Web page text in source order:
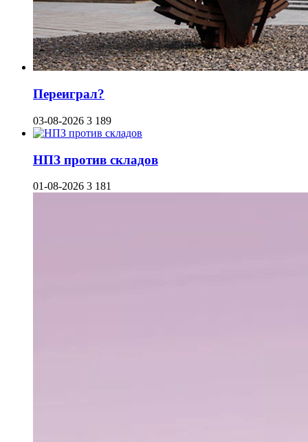
Переиграл?
03-08-2026 3 189
НПЗ против складов
01-08-2026 3 181